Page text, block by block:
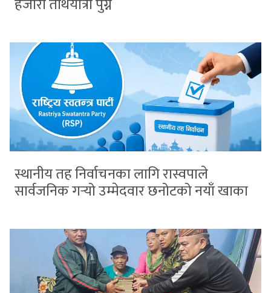
हजारौँ तीर्थयात्री पुग्ने
स्थानीय तह निर्वाचनका लागि रास्वपाले
सार्वजनिक गर्‍यो उम्मेदवार छनोटको नयाँ खाका